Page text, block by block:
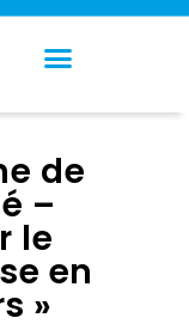
de
–
le
en
»